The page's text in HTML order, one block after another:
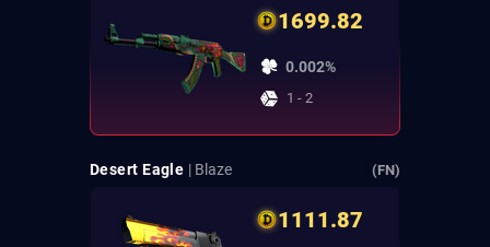
1699.82
0.002%
1 - 2
Desert Eagle | Blaze (FN)
1111.87